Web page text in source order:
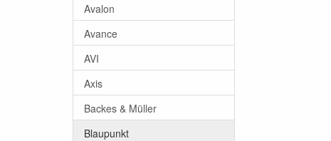
Avalon
Avance
AVI
Axis
Backes & Müller
Blaupunkt